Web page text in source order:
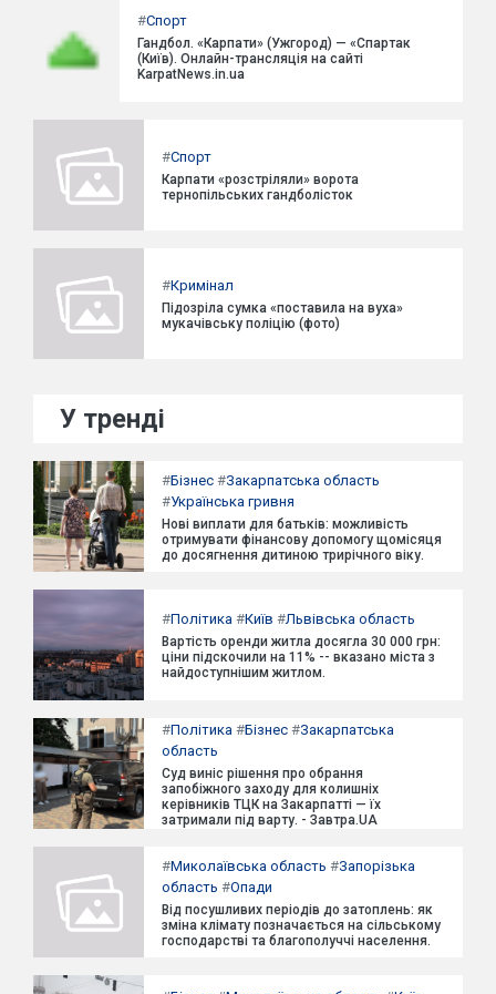
#Спорт
Гандбол. «Карпати» (Ужгород) — «Спартак
(Київ). Онлайн-трансляція на сайті
KarpatNews.in.ua
#Спорт
Карпати «розстріляли» ворота
тернопільських гандболісток
#Кримінал
Підозріла сумка «поставила на вуха»
мукачівську поліцію (фото)
У тренді
#Бізнес #Закарпатська область
#Українська гривня
Нові виплати для батьків: можливість
отримувати фінансову допомогу щомісяця
до досягнення дитиною трирічного віку.
#Політика #Київ #Львівська область
Вартість оренди житла досягла 30 000 грн:
ціни підскочили на 11% -- вказано міста з
найдоступнішим житлом.
#Політика #Бізнес #Закарпатська
область
Суд виніс рішення про обрання
запобіжного заходу для колишніх
керівників ТЦК на Закарпатті — їх
затримали під варту. - Завтра.UA
#Миколаївська область #Запорізька
область #Опади
Від посушливих періодів до затоплень: як
зміна клімату позначається на сільському
господарстві та благополуччі населення.